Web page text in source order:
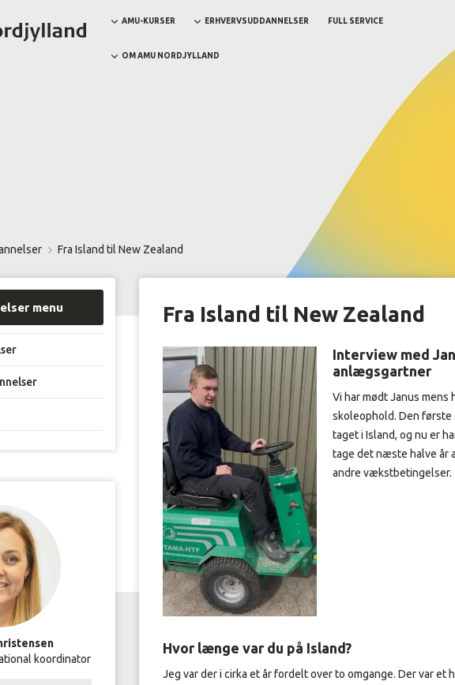
AMU-KURSER ERHVERVSUDDANNELSER FULL SERVICE
OM AMU NORDJYLLAND
Fra Island til New Zealand
menu
koordinator
Fra Island til New Zealand
Interview med
anlægsgartner
Vi har mødt Janus mens
skoleophold. Den
taget i Island, og nu er
tage det næste halve år
andre vækstbetingelser.
Hvor længe var du på Island?
Jeg var der i cirka et år fordelt over to omgange. Der var et